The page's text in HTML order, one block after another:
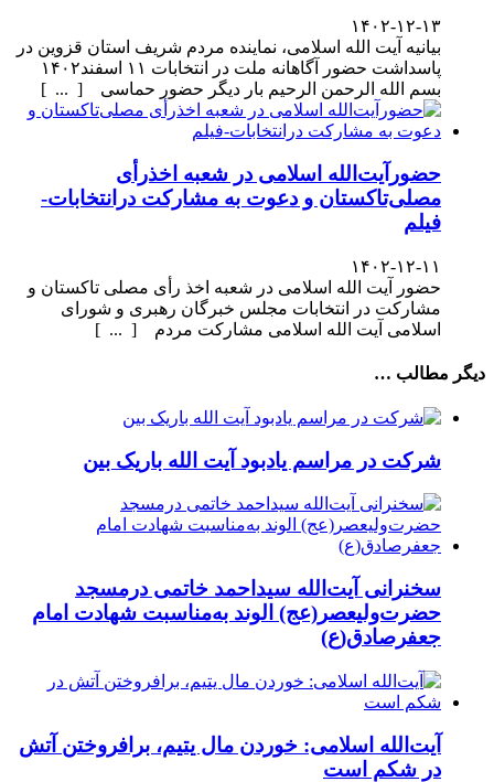
۱۴۰۲-۱۲-۱۳
بیانیه آیت الله اسلامی، نماینده مردم شریف استان قزوین در
پاسداشت حضور آگاهانه ملت در انتخابات ۱۱ اسفند۱۴۰۲
بسم الله الرحمن الرحیم بار دیگر حضور حماسی [ ... ]
حضورآیت‌الله اسلامی در شعبه اخذرأی
مصلی‌تاکستان و دعوت به مشارکت درانتخابات-
فیلم
۱۴۰۲-۱۲-۱۱
حضور آیت الله اسلامی در شعبه اخذ رأی مصلی تاکستان و
مشارکت در انتخابات مجلس خبرگان رهبری و شورای
اسلامی آیت الله اسلامی مشارکت مردم [ ... ]
دیگر مطالب …
شرکت در مراسم یادبود آیت الله باریک بین
سخنرانی آیت‌الله سیداحمد خاتمی درمسجد
حضرت‌ولیعصر(عج) الوند به‌مناسبت شهادت امام
جعفرصادق(ع)
آیت‌الله اسلامی: خوردن مال یتیم، برافروختن آتش
در شکم است